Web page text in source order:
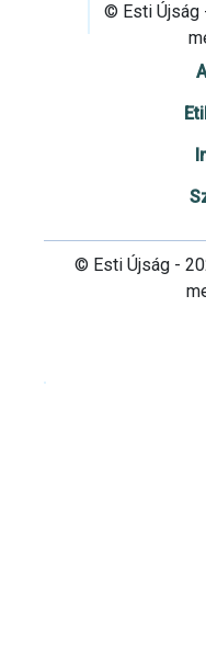
© Esti Újság
© Esti Újság -